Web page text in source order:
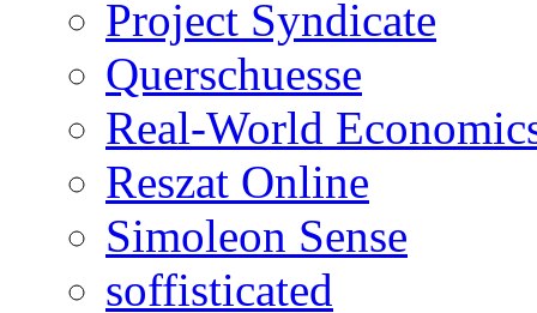
Project Syndicate
Querschuesse
Real-World
Reszat Online
Simoleon Sense
soffisticated